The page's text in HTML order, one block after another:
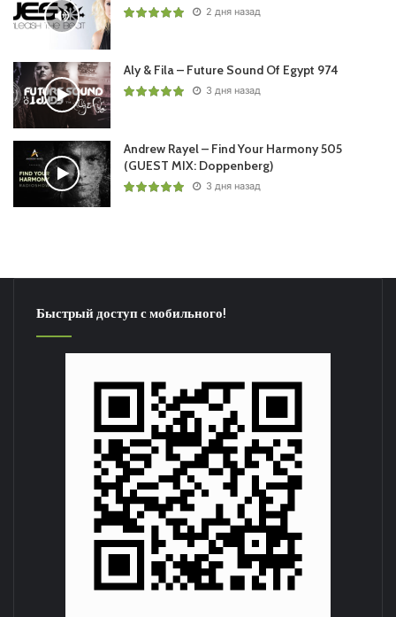
2 дня назад
Aly & Fila – Future Sound Of Egypt 974
3 дня назад
Andrew Rayel – Find Your Harmony 505
(GUEST MIX: Doppenberg)
3 дня назад
Быстрый доступ с мобильного!